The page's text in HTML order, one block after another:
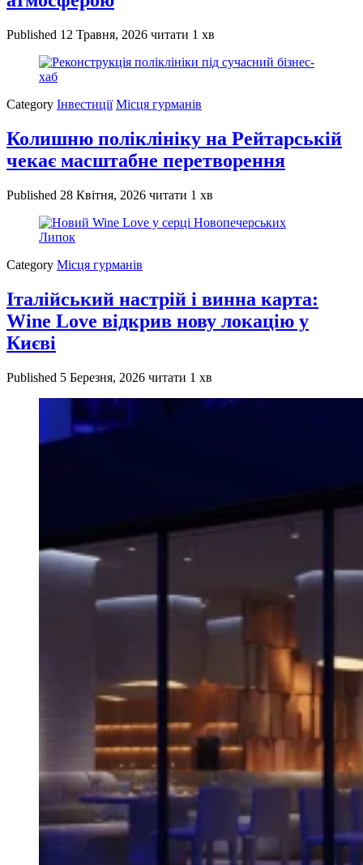
Published 12 Травня, 2026 читати 1 хв
Category Інвестиції Місця гурманів
Колишню поліклініку на Рейтарській
чекає масштабне перетворення
Published 28 Квітня, 2026 читати 1 хв
Category Місця гурманів
Італійський настрій і винна карта:
Wine Love відкрив нову локацію у
Києві
Published 5 Березня, 2026 читати 1 хв